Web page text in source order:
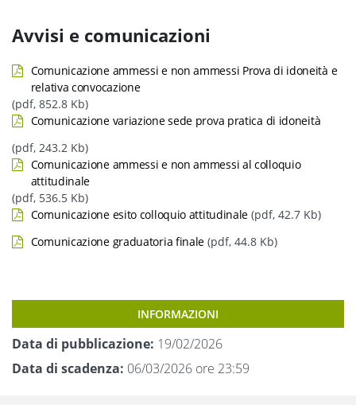
Avvisi e comunicazioni
Comunicazione ammessi e non ammessi Prova di idoneità e
relativa convocazione
(pdf, 852.8 Kb)
Comunicazione variazione sede prova pratica di idoneità
(pdf, 243.2 Kb)
Comunicazione ammessi e non ammessi al colloquio
attitudinale
(pdf, 536.5 Kb)
Comunicazione esito colloquio attitudinale (pdf, 42.7 Kb)
Comunicazione graduatoria finale (pdf, 44.8 Kb)
INFORMAZIONI
Data di pubblicazione: 19/02/2026
Data di scadenza: 06/03/2026 ore 23:59